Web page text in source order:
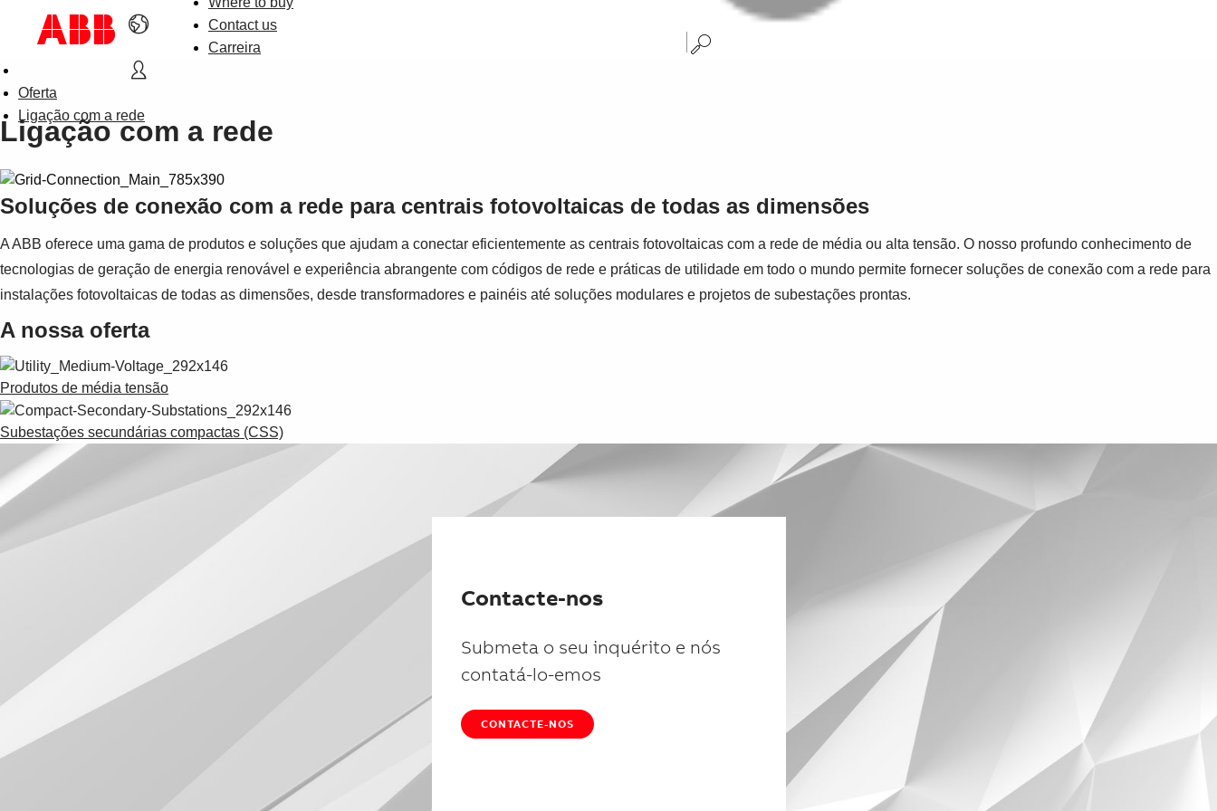
Contact us
Carreira
Oferta
Ligação com a rede
Ligação com a rede
Soluções de conexão com a rede para centrais fotovoltaicas de todas as dimensões
A ABB oferece uma gama de produtos e soluções que ajudam a conectar eficientemente as centrais fotovoltaicas com a rede de média ou alta tensão. O nosso profundo conhecimento de
tecnologias de geração de energia renovável e experiência abrangente com códigos de rede e práticas de utilidade em todo o mundo permite fornecer soluções de conexão com a rede para
instalações fotovoltaicas de todas as dimensões, desde transformadores e painéis até soluções modulares e projetos de subestações prontas.
A nossa oferta
Produtos de média tensão
Subestações secundárias compactas (CSS)
Contacte-nos
Submeta o seu inquérito e nós
contatá-lo-emos
CONTACTE-NOS